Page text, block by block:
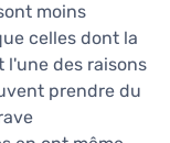
moins
celles dont la
l'une des raisons
prendre du